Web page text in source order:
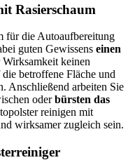
Rasierschaum
für die Autoaufbereitung
guten Gewissens einen
Wirksamkeit keinen
betroffene Fläche und
Anschließend arbeiten Sie
oderbürsten das
reinigen mit
wirksamer zugleich sein.